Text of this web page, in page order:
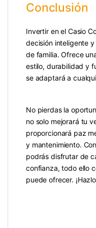
Conclusión
Invertir en el Casio
decisión inteligente
de familia. Ofrece
estilo, durabilidad y
se adaptará a
No pierdas la
no solo mejorará tu
proporcionará paz
y mantenimiento.
podrás disfrutar de
confianza, todo ello
puede ofrecer.